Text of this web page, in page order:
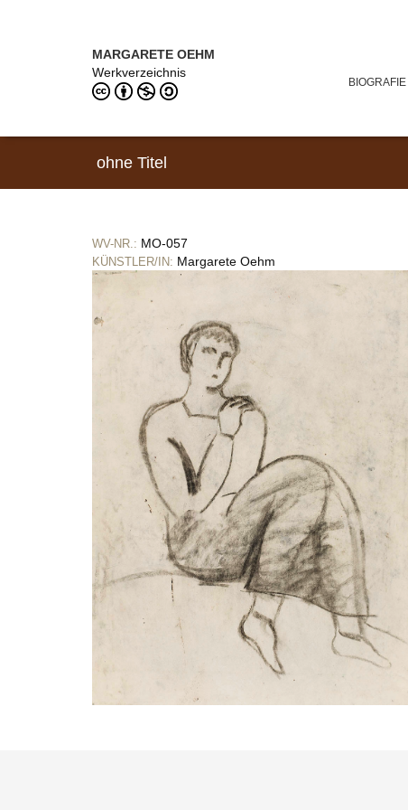
MARGARETE OEHM
Werkverzeichnis
BIOGRAFIE
ohne Titel
WV-NR.: MO-057
KÜNSTLER/IN: Margarete Oehm